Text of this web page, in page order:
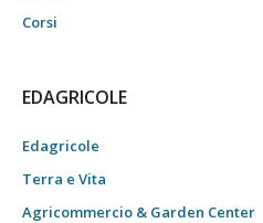
Corsi
EDAGRICOLE
Edagricole
Terra e Vita
Agricommercio & Garden Center